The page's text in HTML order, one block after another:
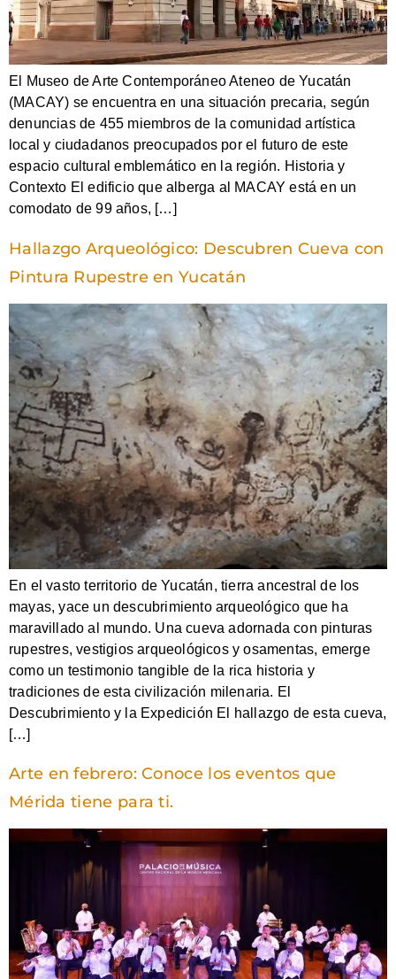
El Museo de Arte Contemporáneo Ateneo de Yucatán
(MACAY) se encuentra en una situación precaria, según
denuncias de 455 miembros de la comunidad artística
local y ciudadanos preocupados por el futuro de este
espacio cultural emblemático en la región. Historia y
Contexto El edificio que alberga al MACAY está en un
comodato de 99 años, […]
Hallazgo Arqueológico: Descubren Cueva con
Pintura Rupestre en Yucatán
En el vasto territorio de Yucatán, tierra ancestral de los
mayas, yace un descubrimiento arqueológico que ha
maravillado al mundo. Una cueva adornada con pinturas
rupestres, vestigios arqueológicos y osamentas, emerge
como un testimonio tangible de la rica historia y
tradiciones de esta civilización milenaria. El
Descubrimiento y la Expedición El hallazgo de esta cueva,
[…]
Arte en febrero: Conoce los eventos que
Mérida tiene para ti.